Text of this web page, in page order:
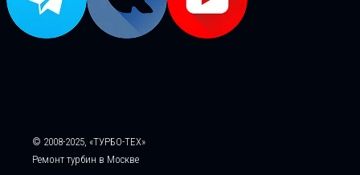
© 2008-2025, «ТУРБО-ТЕХ»
Ремонт турбин в Москве